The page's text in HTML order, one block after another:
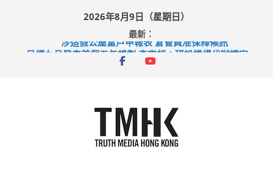
2026年8月9日（星期日）
最新：
涉造假公屋富戶申報表 倉管員准保釋候訊